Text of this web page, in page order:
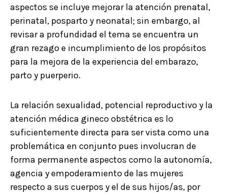
aspectos se incluye mejorar la atención prenatal,
perinatal, posparto y neonatal; sin embargo, al
revisar a profundidad el tema se encuentra un
gran rezago e incumplimiento de los propósitos
para la mejora de la experiencia del embarazo,
parto y puerperio.
La relación sexualidad, potencial reproductivo y la
atención médica gineco obstétrica es lo
suficientemente directa para ser vista como una
problemática en conjunto pues involucran de
forma permanente aspectos como la autonomía,
agencia y empoderamiento de las mujeres
respecto a sus cuerpos y el de sus hijos/as, por